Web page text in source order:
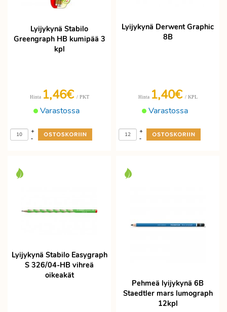
Lyijykynä Stabilo
Greengraph HB kumipää 3
kpl
Varastossa
Hinta 1,46€ / PKT
-
+
Lyijykynä Derwent Graphic
8B
Varastossa
Hinta 1,40€ / KPL
-
+
Lyijykynä Stabilo Easygraph
S 326/04-HB vihreä
oikeakät
Pehmeä lyijykynä 6B
Staedtler mars lumograph
12kpl